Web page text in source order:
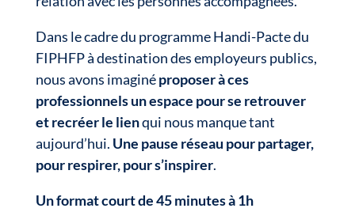
Dans le cadre du programme Handi-Pacte du
FIPHFP à destination des employeurs publics,
nous avons imaginéproposer à ces
professionnels un espace pour se retrouver
et recréer le lienqui nous manque tant
aujourd’hui. Une pause réseau pour partager,
pour respirer, pour s’inspirer.
Un format court de 45 minutes à 1h